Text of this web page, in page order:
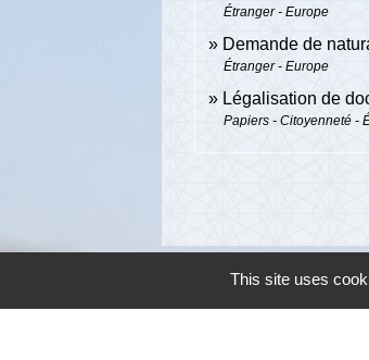
Étranger - Europe
Demande de
Étranger - Europe
Légalisation de
Papiers - Citoyenneté -
This site uses